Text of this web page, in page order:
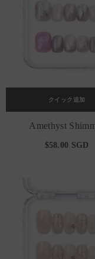
クイック追加
Amethyst
$58.00 SGD